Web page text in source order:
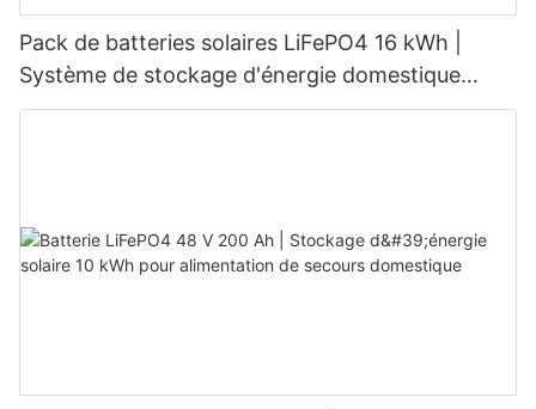
Pack de batteries solaires LiFePO4 16 kWh |
Système de stockage d'énergie domestique
mural/empilable | Batterie lithium à décharge